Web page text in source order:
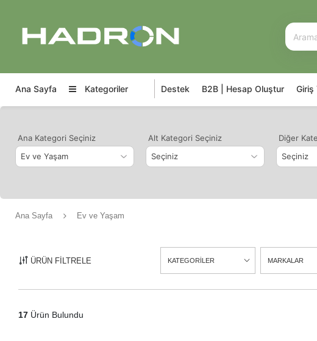
Ana Sayfa Kategoriler Destek B2B | Hesap Oluştur Giriş
Ana Kategori Seçiniz Alt Kategori Seçiniz Diğer
Ana Sayfa Ev ve Yaşam
ÜRÜN FİLTRELE KATEGORİLER MARKALAR
17 Ürün Bulundu